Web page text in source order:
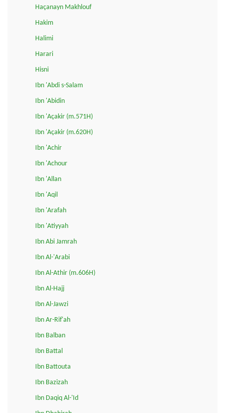
Haçanayn Makhlouf
Hakim
Halimi
Harari
Hisni
Ibn 'Abdi s-Salam
Ibn 'Abidin
Ibn 'Açakir (m.571H)
Ibn 'Açakir (m.620H)
Ibn 'Achir
Ibn 'Achour
Ibn 'Allan
Ibn 'Aqil
Ibn 'Arafah
Ibn 'Atiyyah
Ibn Abi Jamrah
Ibn Al-'Arabi
Ibn Al-Athir (m.606H)
Ibn Al-Hajj
Ibn Al-Jawzi
Ibn Ar-Rif'ah
Ibn Balban
Ibn Battal
Ibn Battouta
Ibn Bazizah
Ibn Daqiq Al-'Id